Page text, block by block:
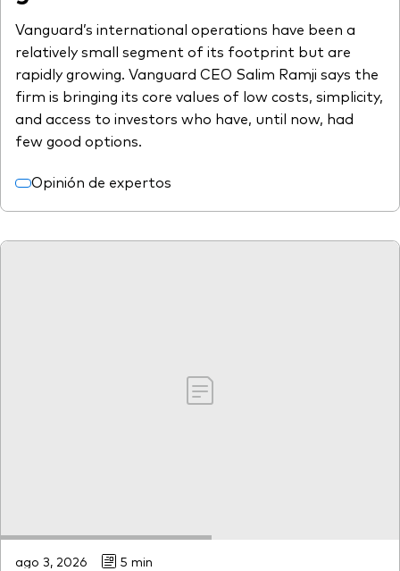
Vanguard’s international operations have been a
relatively small segment of its footprint but are
rapidly growing. Vanguard CEO Salim Ramji says the
firm is bringing its core values of low costs, simplicity,
and access to investors who have, until now, had
few good options.
Opinión de expertos
ago 3, 2026 5 min